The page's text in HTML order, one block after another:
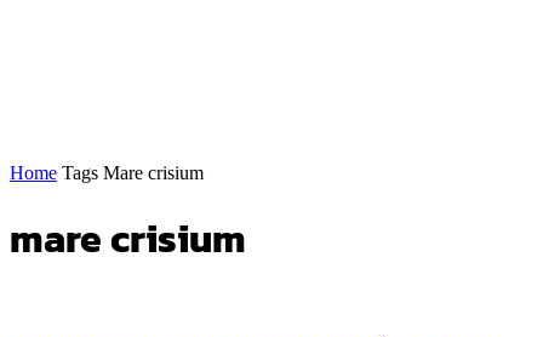
Home Tags Mare crisium
mare crisium